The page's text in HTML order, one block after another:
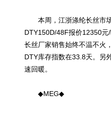
本周，江浙涤纶长丝市场
DTY150D/48F报价12350
长丝厂家销售始终不温不火
DTY库存指数在33.8天。另
速回暖。
◆MEG◆